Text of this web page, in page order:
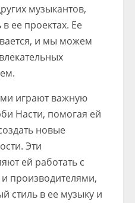
музыкантов,
ее проектах. Ее
и мы можем
играют важную
Насти, помогая ей
новые
Эти
ей работать с
производителями,
стиль в ее музыку и